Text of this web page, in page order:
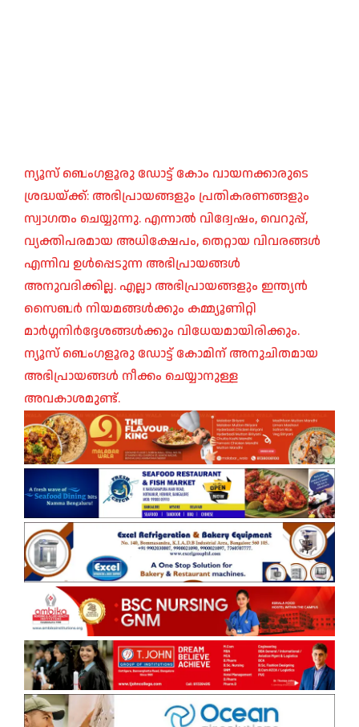
ന്യൂസ് ബെംഗളൂരു ഡോട്ട് കോം വായനക്കാരുടെ
ശ്രദ്ധയ്ക്ക്: അഭിപ്രായങ്ങളും പ്രതികരണങ്ങളും
സ്വാഗതം ചെയ്യുന്നു. എന്നാൽ വിദ്വേഷം, വെറുപ്പ്,
വ്യക്തിപരമായ അധിക്ഷേപം, തെറ്റായ വിവരങ്ങൾ
എന്നിവ ഉൾപ്പെടുന്ന അഭിപ്രായങ്ങൾ
അനുവദിക്കില്ല. എല്ലാ അഭിപ്രായങ്ങളും ഇന്ത്യൻ
സൈബർ നിയമങ്ങൾക്കും കമ്മ്യൂണിറ്റി
മാർഗ്ഗനിർദ്ദേശങ്ങൾക്കും വിധേയമായിരിക്കും.
ന്യൂസ് ബെംഗളൂരു ഡോട്ട് കോമിന് അനുചിതമായ
അഭിപ്രായങ്ങൾ നീക്കം ചെയ്യാനുള്ള
അവകാശമുണ്ട്.